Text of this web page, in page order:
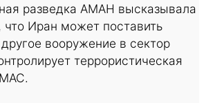
разведка АМАН высказывала
что Иран может поставить
вооружение в сектор
террористическая